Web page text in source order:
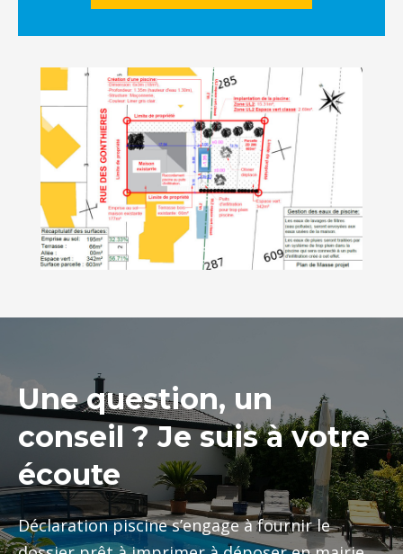
Une question, un
conseil ? Je suis à votre
écoute
Déclaration piscine s’engage à fournir le